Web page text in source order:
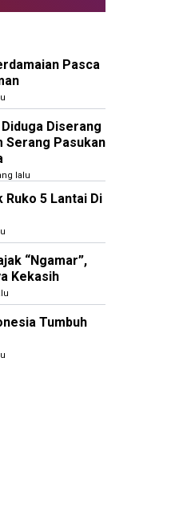
Pasca
Diserang
Serang Pasukan
lalu
Ruko 5 Lantai Di
“Ngamar”,
Kekasih
Tumbuh